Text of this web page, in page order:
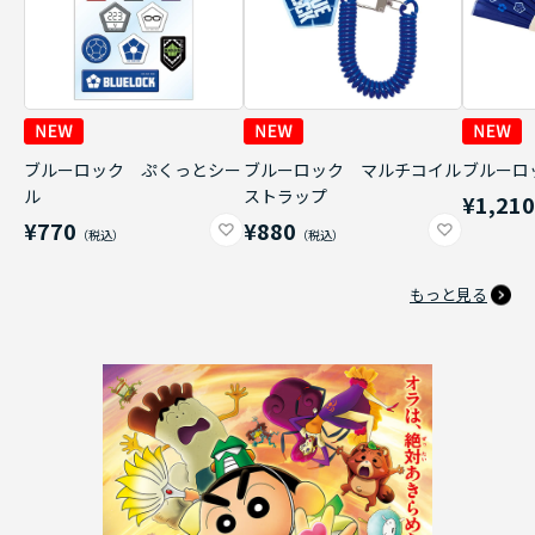
ブルーロック ぷくっとシー
ル
¥770
ブルーロック マルチコイル
ストラップ
¥880
ブルー
¥1,210
もっと見る